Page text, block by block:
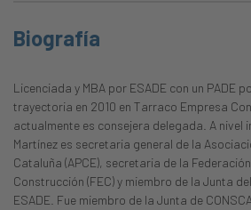
Biografía
Licenciada y MBA por ESADE con un PADE
trayectoria en 2010 en Tarraco Empresa
actualmente es consejera delegada. A nivel
Martínez es secretaria general de la
Cataluña (APCE), secretaria de la
Construcción (FEC) y miembro de la Junta
ESADE. Fue miembro de la Junta de